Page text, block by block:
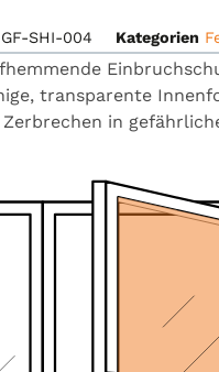
GF-SHI-004 Kategorien
transparente
in